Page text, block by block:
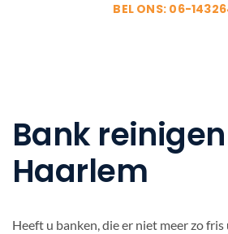
BEL ONS: 06-
Bank reinigen
Haarlem
Heeft u banken, die er niet meer zo fris